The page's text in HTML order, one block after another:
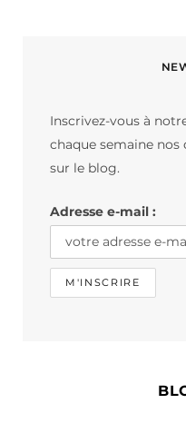
e
Inscrivez-vous à
chaque semaine
sur le blog.
Adresse e-mail :